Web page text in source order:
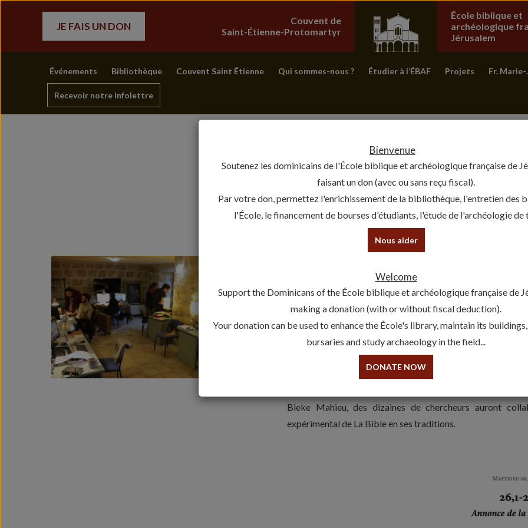
JE FAIS UN DON
Couvent de
Saint-Étienne-Protomartyr
École biblique et
archéologique
Jérusalem
Événements Bibliothèque Couvent Saint Étienne Qui sommes-nous ? Étudier à l’ÉBAF Projets Fr.
Recevoir notre infolettre
19 February 2020 - Bible En Ses Traditions
Clôture en cours de
Matthieu (Mt 26-28)
Effervescence accrue dans les bureaux hiérosolymitains de
assistants de recherche entrent dans la dernière ligne
2005, sous la direction du Fr. Olivier-Thomas Venard,
Bieke Mahieu, des dizaines de chercheurs auront
expérimental de La Bible en ses traditions.
Bienvenue
Soutenez les dominicains de l'École biblique et archéologique française de
faisant un don (avec ou sans reçu fiscal).
Par votre don, permettez l'enrichissement de la bibliothèque, l'entretien des
l'École, le financement de bourses d'étudiants, l'étude de l'archéologie de
Nous aider
Welcome
Support the Dominicans of the École biblique et archéologique française de
making a donation (with or without fiscal deduction).
Your donation can be used to enhance the École's library, maintain its
bursaries and study archaeology in the field...
DONATE NOW